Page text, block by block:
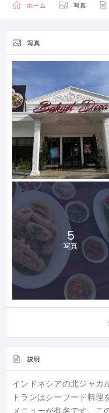
ホーム 写真
写真
5
写真
説明
インドネシアの北ジャカ
トランはシーフード料理
メニューが有名です。こ